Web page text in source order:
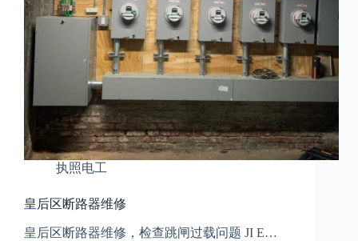
执照电工
皇后区断路器维修
皇后区断路器维修，检查跳闸过载问题 JI E…